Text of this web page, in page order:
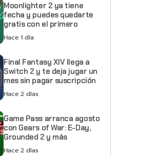
Moonlighter 2 ya tiene
fecha y puedes quedarte
gratis con el primero
Hace 1 día
Final Fantasy XIV llega a
Switch 2 y te deja jugar un
mes sin pagar suscripción
Hace 2 días
Game Pass arranca agosto
con Gears of War: E-Day,
Grounded 2 y más
Hace 2 días